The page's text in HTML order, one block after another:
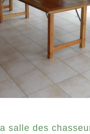
salle des